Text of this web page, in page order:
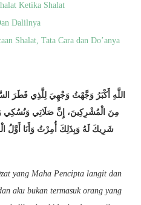
Ketika Shalat
Dalilnya
Shalat, Tata Cara dan Do’anya
اللَّهِ أَكْبَرُ وَجَّهْتُ وَجْهِيَ لِلَّذِي فَطَرَ
مِنَ الْمُشْرِكِينَ، إِنَّ صَلَاتِي وَنُسُكِي
شَرِيكَ لَهُ وَبِذَلِكَ أُمِرْتُ وَأَنَا أَوَّلُ
yang Maha Pencipta langit dan
aku bukan termasuk orang yang